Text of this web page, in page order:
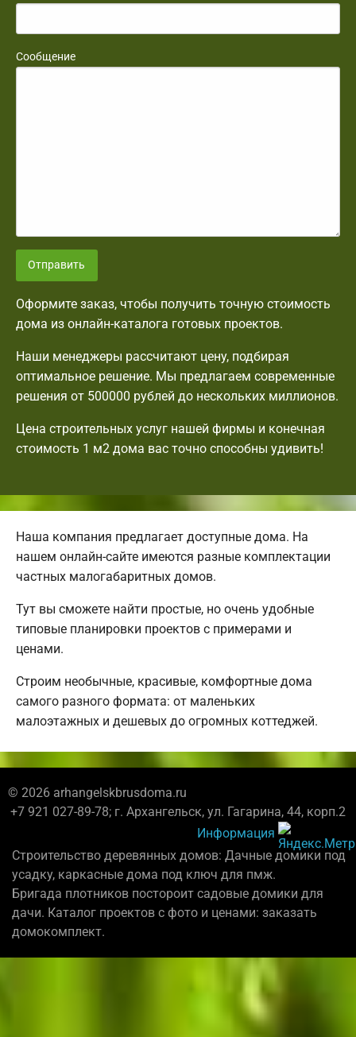
Сообщение
Отправить
Оформите заказ, чтобы получить точную стоимость
дома из онлайн-каталога готовых проектов.
Наши менеджеры рассчитают цену, подбирая
оптимальное решение. Мы предлагаем современные
решения от 500000 рублей до нескольких миллионов.
Цена строительных услуг нашей фирмы и конечная
стоимость 1 м2 дома вас точно способны удивить!
Наша компания предлагает доступные дома. На
нашем онлайн-сайте имеются разные комплектации
частных малогабаритных домов.
Тут вы сможете найти простые, но очень удобные
типовые планировки проектов с примерами и
ценами.
Строим необычные, красивые, комфортные дома
самого разного формата: от маленьких
малоэтажных и дешевых до огромных коттеджей.
© 2026 arhangelskbrusdoma.ru
+7 921 027-89-78; г. Архангельск, ул. Гагарина, 44, корп.2
Информация
Строительство деревянных домов: Дачные домики под
усадку, каркасные дома под ключ для пмж.
Бригада плотников постороит садовые домики для
дачи. Каталог проектов с фото и ценами: заказать
домокомплект.